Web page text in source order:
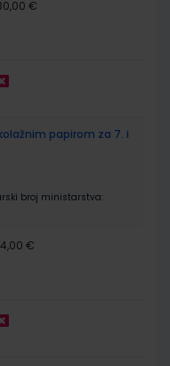
€
papirom za 7. i
broj ministarstva:
€